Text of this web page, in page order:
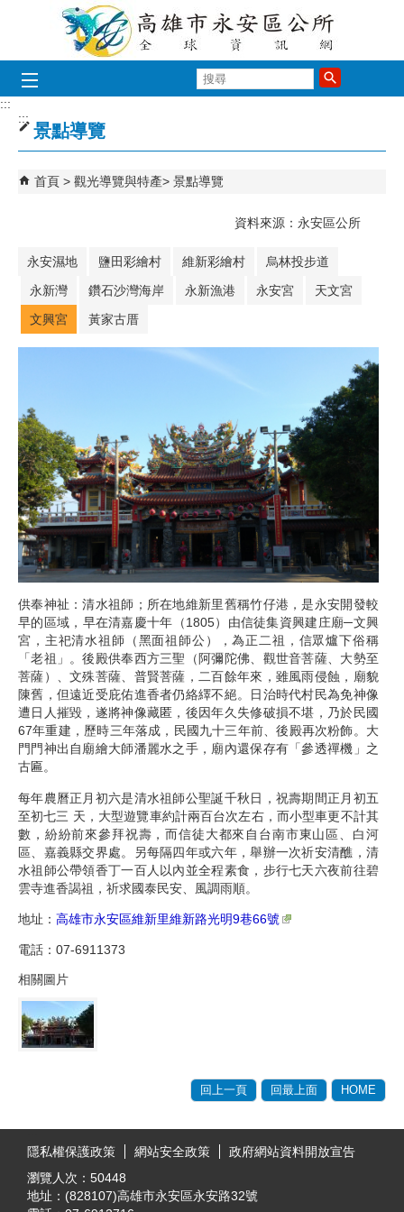
跳到主要內容區塊
尋
:::
:::
景點導覽
首頁 觀光導覽與特產 景點導覽
資料來源：永安區公所
永安濕地 鹽田彩繪村 維新彩繪村
烏林投步道
永新灣
鑽石沙灣海岸 永新漁港 永安宮
天文宮
文興宮
黃家古厝
供奉神祉：清水祖師；所在地維新里舊稱竹仔港，是永安開發較
早的區域，早在清嘉慶十年（1805）由信徒集資興建庄廟─文興
宮，主祀清水祖師（黑面祖師公），為正二祖，信眾爐下俗稱
「老祖」。後殿供奉西方三聖（阿彌陀佛、觀世音菩薩、大勢至
菩薩）、文殊菩薩、普賢菩薩，二百餘年來，雖風雨侵蝕，廟貌
陳舊，但遠近受庇佑進香者仍絡繹不絕。日治時代村民為免神像
遭日人摧毀，遂將神像藏匿，後因年久失修破損不堪，乃於民國
67年重建，歷時三年落成，民國九十三年前、後殿再次粉飾。大
門門神出自廟繪大師潘麗水之手，廟內還保存有「參透禪機」之
古匾。
每年農曆正月初六是清水祖師公聖誕千秋日，祝壽期間正月初五
至初七三 天，大型遊覽車約計兩百台次左右，而小型車更不計其
數，紛紛前來參拜祝壽，而信徒大都來自台南市東山區、白河
區、嘉義縣交界處。另每隔四年或六年，舉辦一次祈安清醮，清
水祖師公帶領香丁一百人以內並全程素食，步行七天六夜前往碧
雲寺進香謁祖，祈求國泰民安、風調雨順。
地址： 高雄市永安區維新里維新路光明9巷66號
電話：07-6911373
相關圖片
回上一頁 回最上面 HOME
隱私權保護政策
網站安全政策
政府網站資料開放宣告
瀏覽人次： 50448
地址：(828107)高雄市永安區永安路32號